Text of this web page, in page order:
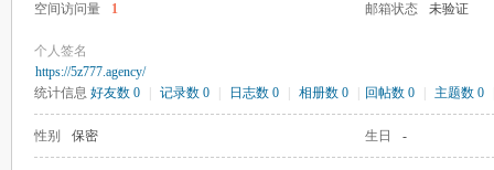
空间访问量
1 邮箱状态 未验证
个人签名
https://5z777.agency/
统计信息 好友数 0 记录数 0 日志数 0 相册数 0 回帖数 0 主题数 0
性别 保密 生日 -